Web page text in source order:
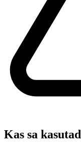
Kas sa